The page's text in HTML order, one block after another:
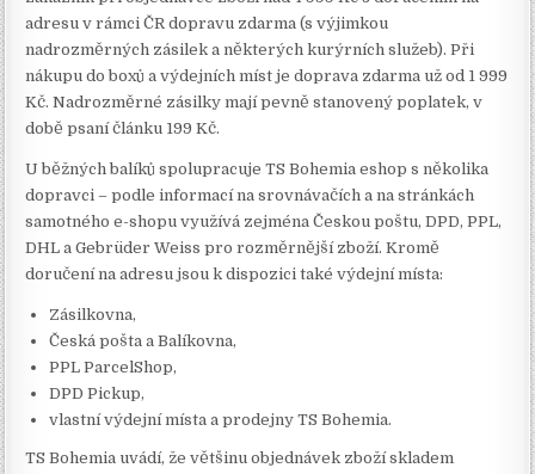
adresu v rámci ČR dopravu zdarma (s výjimkou
nadrozměrných zásilek a některých kurýrních služeb). Při
nákupu do boxů a výdejních míst je doprava zdarma už od 1 999
Kč. Nadrozměrné zásilky mají pevně stanovený poplatek, v
době psaní článku 199 Kč.
U běžných balíků spolupracuje TS Bohemia eshop s několika
dopravci – podle informací na srovnávačích a na stránkách
samotného e-shopu využívá zejména Českou poštu, DPD, PPL,
DHL a Gebrüder Weiss pro rozměrnější zboží. Kromě
doručení na adresu jsou k dispozici také výdejní místa:
Zásilkovna,
Česká pošta a Balíkovna,
PPL ParcelShop,
DPD Pickup,
vlastní výdejní místa a prodejny TS Bohemia.
TS Bohemia uvádí, že většinu objednávek zboží skladem